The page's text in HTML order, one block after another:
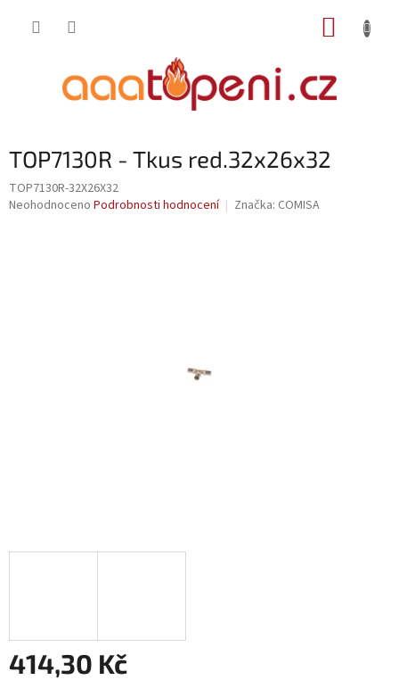
TOP7130R - Tkus red.32x26x32
TOP7130R-32X26X32
Průměrné
Neohodnoceno Podrobnosti hodnocení Značka: COMISA
414,30 Kč